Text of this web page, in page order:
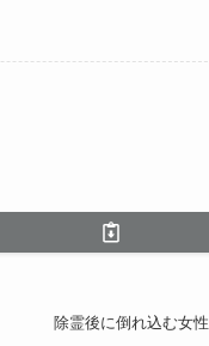
除霊後に倒れ込む女性